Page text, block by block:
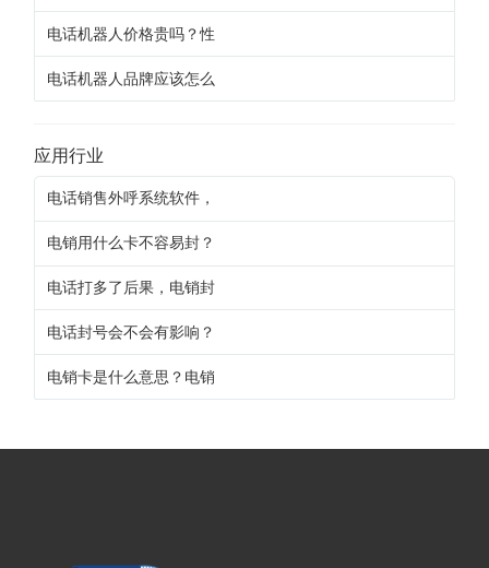
电话机器人价格贵吗？性
电话机器人品牌应该怎么
应用行业
电话销售外呼系统软件，
电销用什么卡不容易封？
电话打多了后果，电销封
电话封号会不会有影响？
电销卡是什么意思？电销